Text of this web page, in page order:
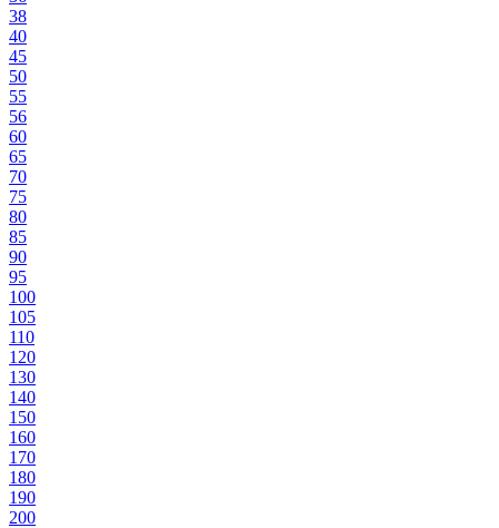
38
40
45
50
55
56
60
65
70
75
80
85
90
95
100
105
110
120
130
140
150
160
170
180
190
200